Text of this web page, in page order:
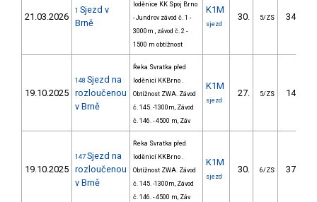
21.03.2026
1 Sjezd v
Brně
loděnice KK Spoj Brno
- Jundrov závod č. 1 -
3000m , závod č. 2 -
1500 m obtížnost
K1M
sjezd
30. 5/ZS 346.20
19.10.2025
148 Sjezd na
rozloučenou
v Brně
Řeka Svratka před
loděnicí KKBrno .
Obtížnost ZWA. Závod
č. 145. -1300m, Závod
č. 146. - 4500 m, Záv
K1M
sjezd
27. 5/ZS 146.10
19.10.2025
147 Sjezd na
rozloučenou
v Brně
Řeka Svratka před
loděnicí KKBrno .
Obtížnost ZWA. Závod
č. 145. -1300m, Závod
č. 146. - 4500 m, Záv
K1M
sjezd
30. 6/ZS 375.50